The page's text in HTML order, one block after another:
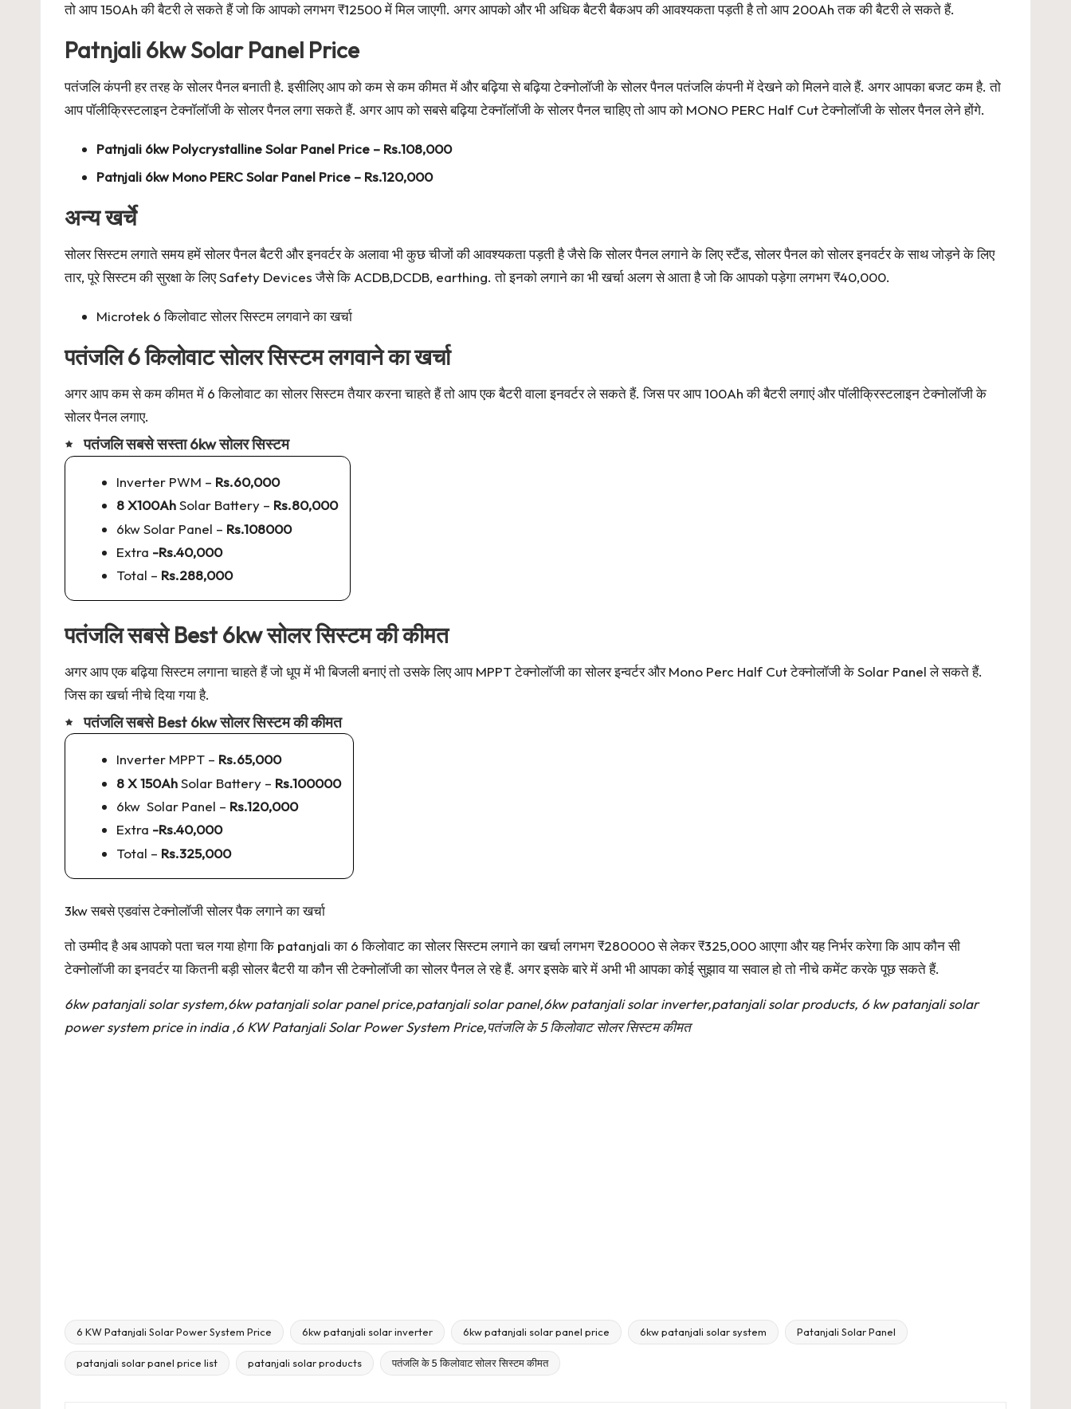
तो आप 150Ah की बैटरी ले सकते हैं जो कि आपको लगभग ₹12500 में मिल जाएगी. अगर आपको और भी अधिक बैटरी बैकअप की आवश्यकता पड़ती है तो आप 200Ah तक की बैटरी ले सकते हैं.
Patnjali 6kw Solar Panel Price
पतंजलि कंपनी हर तरह के सोलर पैनल बनाती है. इसीलिए आप को कम से कम कीमत में और बढ़िया से बढ़िया टेक्नोलॉजी के सोलर पैनल पतंजलि कंपनी में देखने को मिलने वाले हैं. अगर आपका बजट कम है. तो
आप पॉलीक्रिस्टलाइन टेक्नॉलॉजी के सोलर पैनल लगा सकते हैं. अगर आप को सबसे बढ़िया टेक्नॉलॉजी के सोलर पैनल चाहिए तो आप को MONO PERC Half Cut टेक्नोलॉजी के सोलर पैनल लेने होंगे.
Patnjali 6kw Polycrystalline Solar Panel Price – Rs.108,000
Patnjali 6kw Mono PERC Solar Panel Price – Rs.120,000
अन्य खर्चे
सोलर सिस्टम लगाते समय हमें सोलर पैनल बैटरी और इनवर्टर के अलावा भी कुछ चीजों की आवश्यकता पड़ती है जैसे कि सोलर पैनल लगाने के लिए स्टैंड, सोलर पैनल को सोलर इनवर्टर के साथ जोड़ने के लिए
तार, पूरे सिस्टम की सुरक्षा के लिए Safety Devices जैसे कि ACDB,DCDB, earthing. तो इनको लगाने का भी खर्चा अलग से आता है जो कि आपको पड़ेगा लगभग ₹40,000.
Microtek 6 किलोवाट सोलर सिस्टम लगवाने का खर्चा
पतंजलि 6 किलोवाट सोलर सिस्टम लगवाने का खर्चा
अगर आप कम से कम कीमत में 6 किलोवाट का सोलर सिस्टम तैयार करना चाहते हैं तो आप एक बैटरी वाला इनवर्टर ले सकते हैं. जिस पर आप 100Ah की बैटरी लगाएं और पॉलीक्रिस्टलाइन टेक्नोलॉजी के
सोलर पैनल लगाए.
पतंजलि सबसे सस्ता 6kw सोलर सिस्टम
Inverter PWM – Rs.60,000
8 X100AhSolar Battery – Rs.80,000
6kw Solar Panel – Rs.108000
Extra -Rs.40,000
Total – Rs.288,000
पतंजलि सबसे Best 6kw सोलर सिस्टम की कीमत
अगर आप एक बढ़िया सिस्टम लगाना चाहते हैं जो धूप में भी बिजली बनाएं तो उसके लिए आप MPPT टेक्नोलॉजी का सोलर इन्वर्टर और Mono Perc Half Cut टेक्नोलॉजी के Solar Panel ले सकते हैं.
जिस का खर्चा नीचे दिया गया है.
पतंजलि सबसे Best 6kw सोलर सिस्टम की कीमत
Inverter MPPT – Rs.65,000
8 X 150AhSolar Battery – Rs.100000
6kw Solar Panel – Rs.120,000
Extra -Rs.40,000
Total – Rs.325,000
3kw सबसे एडवांस टेक्नोलॉजी सोलर पैक लगाने का खर्चा
तो उम्मीद है अब आपको पता चल गया होगा कि patanjali का 6 किलोवाट का सोलर सिस्टम लगाने का खर्चा लगभग ₹280000 से लेकर ₹325,000 आएगा और यह निर्भर करेगा कि आप कौन सी
टेक्नोलॉजी का इनवर्टर या कितनी बड़ी सोलर बैटरी या कौन सी टेक्नोलॉजी का सोलर पैनल ले रहे हैं. अगर इसके बारे में अभी भी आपका कोई सुझाव या सवाल हो तो नीचे कमेंट करके पूछ सकते हैं.
6kw patanjali solar system,6kw patanjali solar panel price,patanjali solar panel,6kw patanjali solar inverter,patanjali solar products, 6 kw patanjali solar
power system price in india ,6 KW Patanjali Solar Power System Price,पतंजलि के 5 किलोवाट सोलर सिस्टम कीमत
Tags:
6 KW Patanjali Solar Power System Price 6kw patanjali solar inverter 6kw patanjali solar panel price 6kw patanjali solar system Patanjali Solar Panel
patanjali solar panel price list patanjali solar products पतंजलि के 5 किलोवाट सोलर सिस्टम कीमत